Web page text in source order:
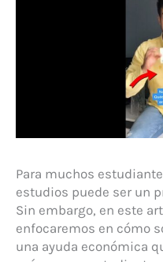
Para muchos
estudios puede ser un
Sin embargo, en este
enfocaremos en cómo
una ayuda económica